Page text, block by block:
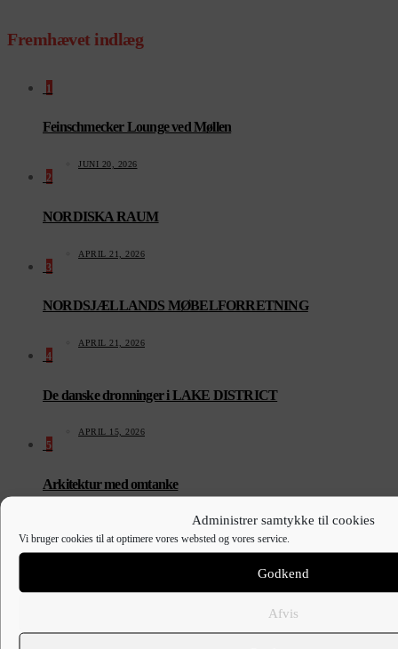
Administrer samtykke til cookies
Vi bruger cookies til at optimere vores websted og vores service.
Godkend
Afvis
Fremhævet indlæg
1
Feinschmecker Lounge ved Møllen
JUNI 20, 2026
2
NORDISKA RAUM
APRIL 21, 2026
3
NORDSJÆLLANDS MØBELFORRETNING
APRIL 21, 2026
4
De danske dronninger i LAKE DISTRICT
APRIL 15, 2026
5
Arkitektur med omtanke